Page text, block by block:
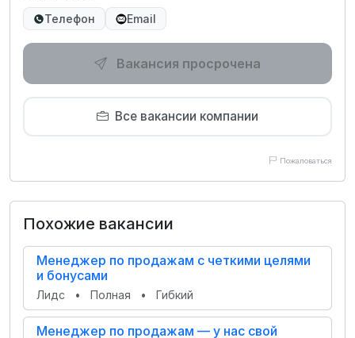
Телефон
Email
Вакансия просрочена
Все вакансии компании
Пожаловаться
Похожие вакансии
Менеджер по продажам с четкими целями
и бонусами
Лидс • Полная • Гибкий
Менеджер по продажам — у нас свой